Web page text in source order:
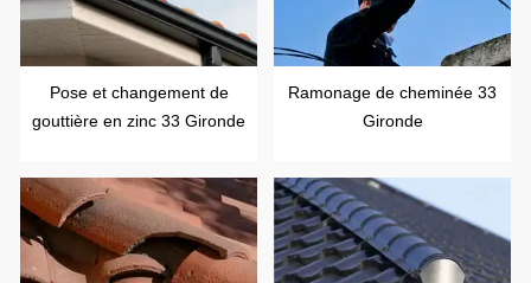
Pose et changement de
gouttière en zinc 33 Gironde
Ramonage de cheminée 33
Gironde